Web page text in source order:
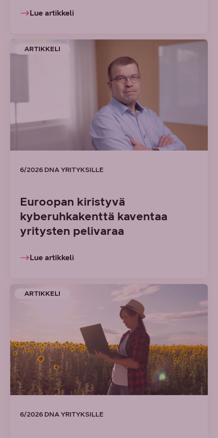
Lue artikkeli
ARTIKKELI
6/2026 DNA YRITYKSILLE
Euroopan kiristyvä
kyberuhkakenttä kaventaa
yritysten pelivaraa
Lue artikkeli
ARTIKKELI
6/2026 DNA YRITYKSILLE